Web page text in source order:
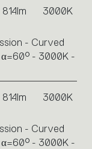
814lm 3000K
- Curved
α=60° - 3000K -
814lm 3000K
- Curved
α=60° - 3000K -